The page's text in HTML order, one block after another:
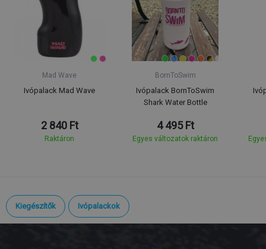
Mad Wave
Ivópalack Mad Wave
2 840 Ft
Raktáron
BornToSwim
Ivópalack BornToSwim
Shark Water Bottle
4 495 Ft
Egyes változatok raktáron
Kiegészítők Ivópalackok